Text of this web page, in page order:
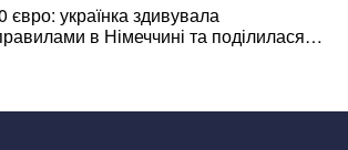
українка здивувала
в Німеччині та поділилася